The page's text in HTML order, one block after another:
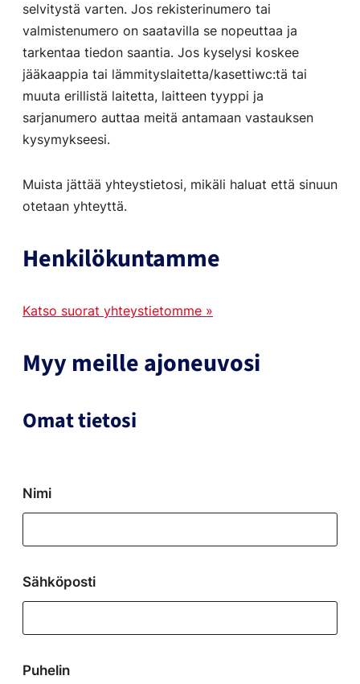
selvitystä varten. Jos rekisterinumero tai
valmistenumero on saatavilla se nopeuttaa ja
tarkentaa tiedon saantia. Jos kyselysi koskee
jääkaappia tai lämmityslaitetta/kasettiwc:tä tai
muuta erillistä laitetta, laitteen tyyppi ja
sarjanumero auttaa meitä antamaan vastauksen
kysymykseesi.
Muista jättää yhteystietosi, mikäli haluat että sinuun
otetaan yhteyttä.
Henkilökuntamme
Katso suorat yhteystietomme »
Myy meille ajoneuvosi
"*"
Omat tietosi
Nimi
Sähköposti
Puhelin